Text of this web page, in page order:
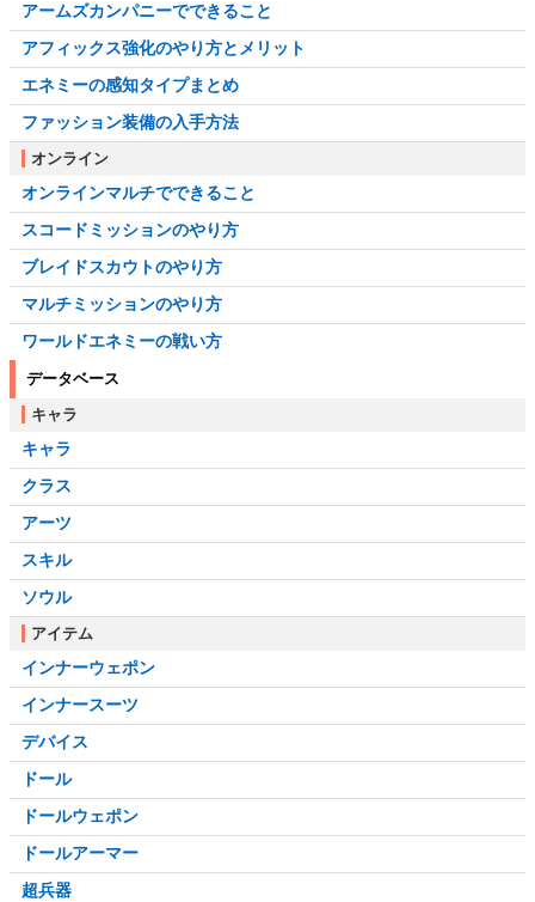
アームズカンパニーでできること
アフィックス強化のやり方とメリット
エネミーの感知タイプまとめ
ファッション装備の入手方法
オンライン
オンラインマルチでできること
スコードミッションのやり方
ブレイドスカウトのやり方
マルチミッションのやり方
ワールドエネミーの戦い方
データベース
キャラ
キャラ
クラス
アーツ
スキル
ソウル
アイテム
インナーウェポン
インナースーツ
デバイス
ドール
ドールウェポン
ドールアーマー
超兵器